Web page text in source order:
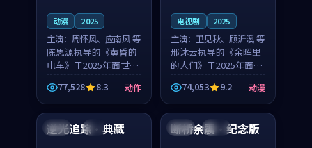
动漫 2025
主演： 周怀风、应南风 等
陈思源执导的《黄昏的
电车》于2025年面世，
日本的城市气质与渔村
故事的人物心境共同构
筑了影片基调。周怀
风、应南风用细腻的表
演撑起整部动作电影，
77,528 8.3 动作
电视剧 2025
主演： 卫见秋、顾沂溪 等
邢沐云执导的《余晖里
的人们》于2025年面
世，泰国的城市气质与
小镇生活的人物心境共
同构筑了影片基调。卫
见秋、顾沂溪用细腻的
表演撑起整部动漫电
74,053 9.2 动漫
英国 4K
逆光追踪·典藏 中国 杜比
断桥余震·纪念版